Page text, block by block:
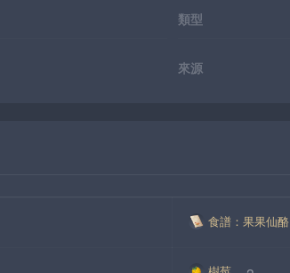
類型
來源
食譜：果果仙酪